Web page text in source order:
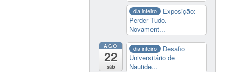
dia inteiro
Exposição:
Perder Tudo.
Novament...
AGO
22
sáb
dia inteiro
Desafio
Universitário de
Nautide...